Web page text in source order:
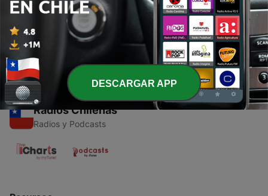
1 - Este podcast trata de la musica andina en
Latinoamérica.
03 dic. 2020
Radios Chilenas
Radios y Podcasts
DESCARGAR APP